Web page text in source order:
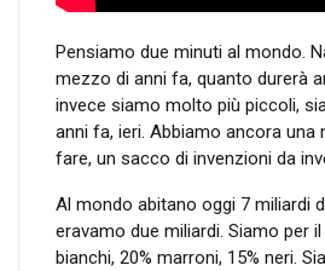
Pensiamo due minuti al mondo.
mezzo di anni fa, quanto durerà
invece siamo molto più piccoli,
anni fa, ieri. Abbiamo ancora una
fare, un sacco di invenzioni da
Al mondo abitano oggi 7 miliardi
eravamo due miliardi. Siamo per il
bianchi, 20% marroni, 15% neri.